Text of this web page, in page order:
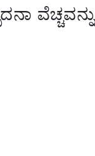
ವೆಚ್ಚವನ್ನು